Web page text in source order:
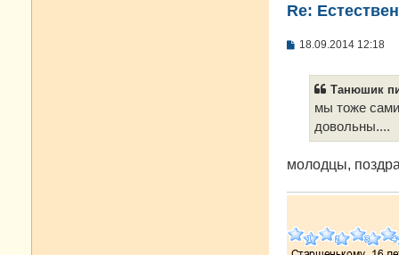
Re:
С18.09.2014 12:18
Танюшик
мы тоже
довольны....
молодцы,